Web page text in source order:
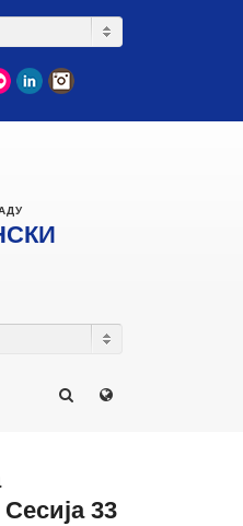
Flickr LinkedIn
33